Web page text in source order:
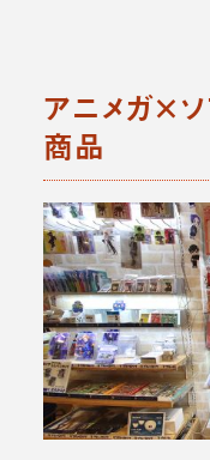
アニメガ×
商品